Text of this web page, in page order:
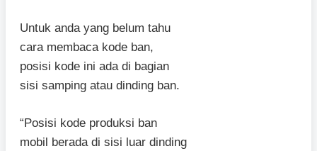
Untuk anda yang belum tahu
cara membaca kode ban,
posisi kode ini ada di bagian
sisi samping atau dinding ban.
“Posisi kode produksi ban
mobil berada di sisi luar dinding